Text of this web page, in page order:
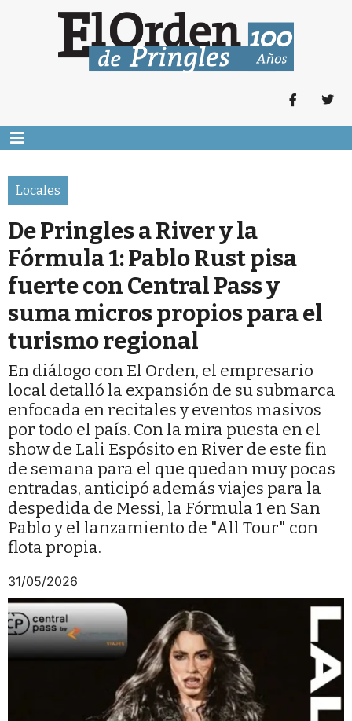
Locales
De Pringles a River y la
Fórmula 1: Pablo Rust pisa
fuerte con Central Pass y
suma micros propios para el
turismo regional
En diálogo con El Orden, el empresario
local detalló la expansión de su submarca
enfocada en recitales y eventos masivos
por todo el país. Con la mira puesta en el
show de Lali Espósito en River de este fin
de semana para el que quedan muy pocas
entradas, anticipó además viajes para la
despedida de Messi, la Fórmula 1 en San
Pablo y el lanzamiento de "All Tour" con
flota propia.
31/05/2026